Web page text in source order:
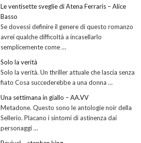
Le ventisette sveglie di Atena Ferraris – Alice
Basso
Se dovessi definire il genere di questo romanzo
avrei qualche difficoltà a incasellarlo
semplicemente come …
Solo la verità
Solo la verità. Un thriller attuale che lascia senza
fiato Cosa succederebbe a una donna …
Una settimana in giallo – AA.VV
Metadone. Questo sono le antologie noir della
Sellerio. Placano i sintomi di astinenza dai
personaggi …